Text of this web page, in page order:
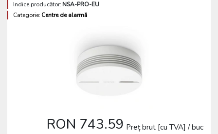
Indice producător:NSA-PRO-EU
Categorie: Centre de alarmă
RON 743.59 Preț brut [cu TVA] / buc